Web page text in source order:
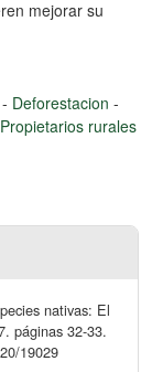
mejorar su
- Deforestacion -
Propietarios rurales
nativas: El
páginas 32-33.
19029